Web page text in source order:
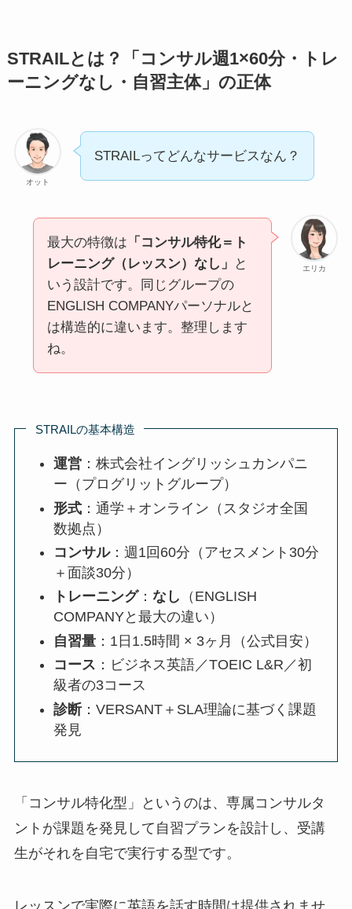
STRAILとは？「コンサル週1×60分・トレ
ーニングなし・自習主体」の正体
オット
STRAILってどんなサービスなん？
エリカ
最大の特徴は 「コンサル特化＝ト
レーニング（レッスン）なし」
と
いう設計です。同じグループの
ENGLISH COMPANYパーソナルと
は構造的に違います。整理します
ね。
STRAILの基本構造
運営 ：株式会社イングリッシュカンパニ
ー（プログリットグループ）
形式 ：通学＋オンライン（スタジオ全国
数拠点）
コンサル：週1回60分（アセスメント30分
＋面談30分）
トレーニング：なし
（ENGLISH
COMPANYと最大の違い）
自習量 ：1日1.5時間 × 3ヶ月（公式目安）
コース ：ビジネス英語／TOEIC L&R／初
級者の3コース
診断：VERSANT＋SLA理論に基づく課題
発見
「コンサル特化型」というのは、専属コンサルタ
ントが課題を発見して自習プランを設計し、受講
生がそれを自宅で実行する型です。